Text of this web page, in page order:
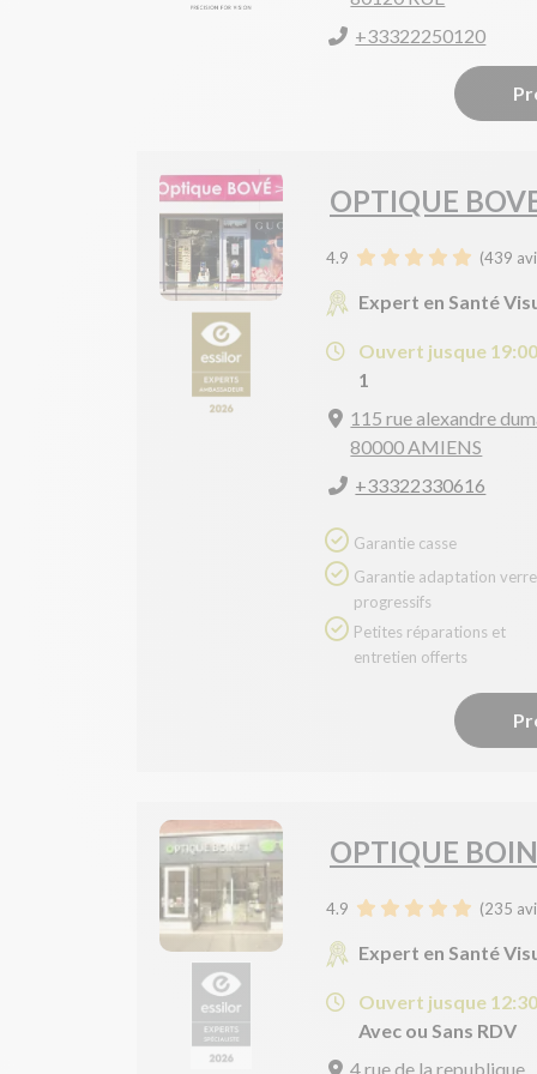
+33322250120
OPTIQUE
4.9 (439
Expert en Santé
Ouvert jusque 19:00
1
115 rue alexandre
80000 AMIENS
+33322330616
Garantie casse
progressifs
entretien offerts
OPTIQUE
4.9 (235
Expert en Santé
Ouvert jusque 12:30
Avec ou Sans RDV
4 rue de la republique